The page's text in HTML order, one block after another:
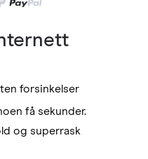
forsinkelser
få sekunder.
og superrask